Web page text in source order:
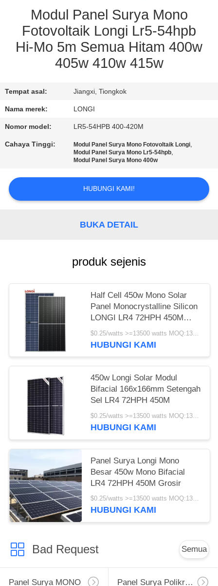
REQUEST
SUATU
SITEMAP
PRIVACY
POLICY
Modul Panel Surya Mono
Fotovoltaik Longi Lr5-54hpb
Hi-Mo 5m Semua Hitam 400w
405w 410w 415w
Tempat asal: Jiangxi, Tiongkok
Nama merek: LONGI
Nomor model: LR5-54HPB 400-420M
Cahaya Tinggi: Modul Panel Surya Mono Fotovoltaik Longi,
Modul Panel Surya Mono Lr5-54hpb,
Modul Panel Surya Mono 400w
HUBUNGI KAMI!
BUKA DETAIL
produk sejenis
Half Cell 450w Mono Solar
Panel Monocrystalline Silicon
LONGI LR4 72HPH 450M
Garansi 25 Tahun
HUBUNGI KAMI
450w Longi Solar Modul
Bifacial 166x166mm Setengah
Sel LR4 72HPH 450M
$0.25/watts >=13500 watts MOQ:13500 watts
HUBUNGI KAMI
Panel Surya Longi Mono
Besar 450w Mono Bifacial
LR4 72HPH 450M Grosir
$0.25/watts >=13500 watts MOQ:13500 watt
HUBUNGI KAMI
Bad Request Semua
Panel Surya MONO Panel Surya Polikristalin